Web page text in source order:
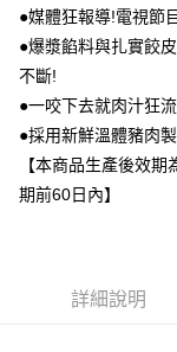
●媒體狂報導!電視節
●爆漿餡料與扎實餃
不斷!
●一咬下去就肉汁狂
●採用新鮮溫體豬肉
【本商品生產後效
期前60日內】
詳細說明